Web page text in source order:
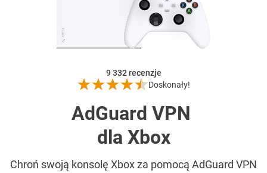
9 332recenzje
Doskonały!
AdGuard VPN
dla Xbox
Chroń swoją konsolę Xbox za pomocą AdGuard VPN